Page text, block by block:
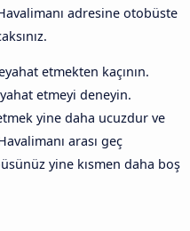
adresine otobüste
etmekten kaçının.
etmeyi deneyin.
yine daha ucuzdur ve
arası geç
yine kısmen daha boş